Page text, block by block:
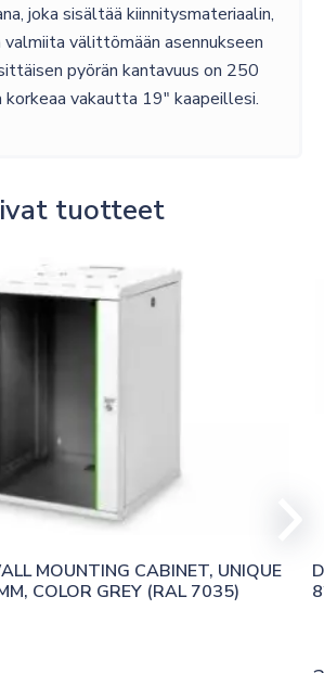
joka sisältää kiinnitysmateriaalin,
välittömään asennukseen
pyörän kantavuus on 250
korkeaa vakautta 19″ kaapeillesi.
tuotteet
MOUNTING CABINET, UNIQUE
COLOR GREY (RAL 7035)